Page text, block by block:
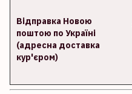
Відправка Новою
поштою по Україні
(адресна доставка
кур'єром)